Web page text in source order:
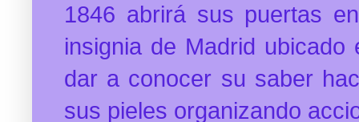
1846 abrirá sus puertas
insignia de Madrid
dar a conocer su saber
sus pieles organizando